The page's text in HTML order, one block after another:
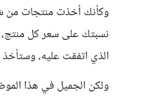
وكأنك أخذت منتجات من
نسبتك على سعر كل منتج،
الذي اتفقت عليه، وستأخذ
ولكن الجميل في هذا